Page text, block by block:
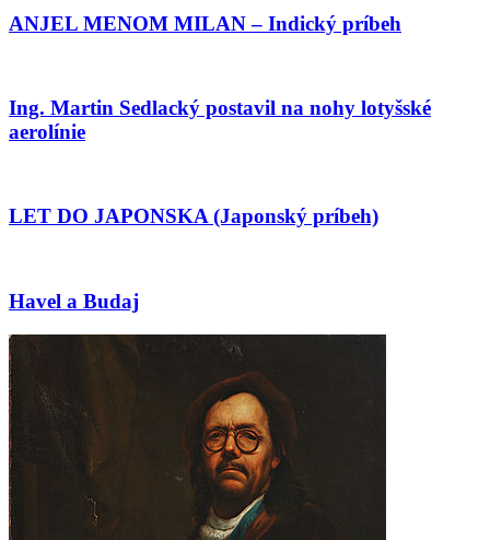
ANJEL MENOM MILAN – Indický príbeh
Ing. Martin Sedlacký postavil na nohy lotyšské
aerolínie
LET DO JAPONSKA (Japonský príbeh)
Havel a Budaj